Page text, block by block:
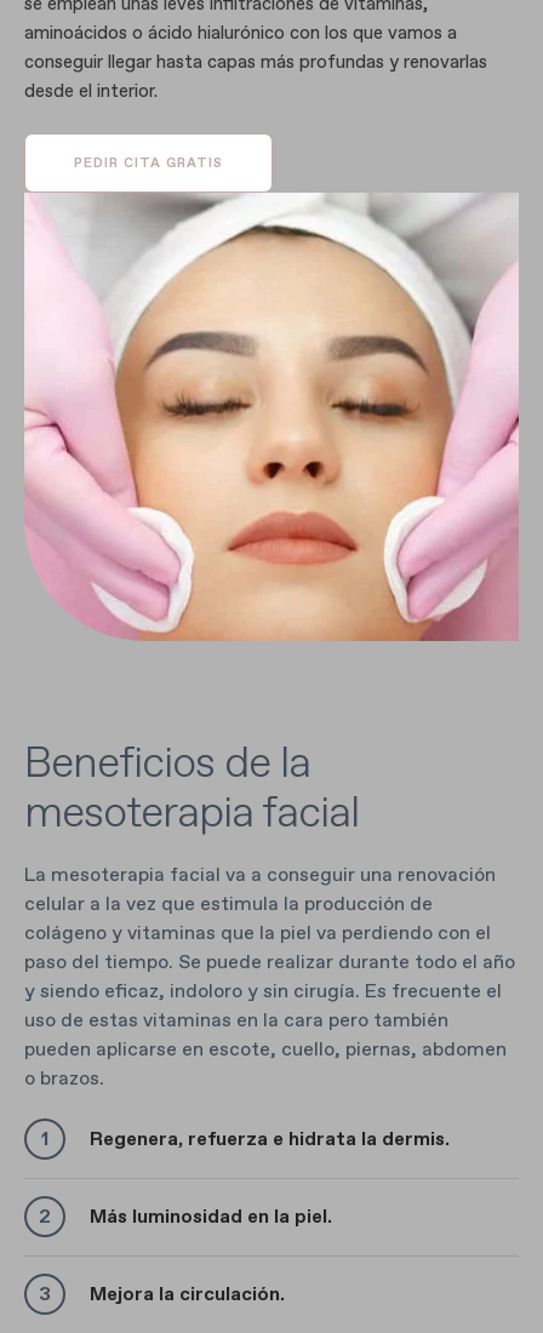
aminoácidos o ácido hialurónico con los que vamos a
conseguir llegar hasta capas más profundas y renovarlas
desde el interior.
PEDIR CITA GRATIS
Beneficios de la
mesoterapia facial
La mesoterapia facial va a conseguir una renovación
celular a la vez que estimula la producción de
colágeno y vitaminas que la piel va perdiendo con el
paso del tiempo. Se puede realizar durante todo el año
y siendo eficaz, indoloro y sin cirugía. Es frecuente el
uso de estas vitaminas en la cara pero también
pueden aplicarse en escote, cuello, piernas, abdomen
o brazos.
Regenera, refuerza e hidrata la dermis.
Más luminosidad en la piel.
Mejora la circulación.